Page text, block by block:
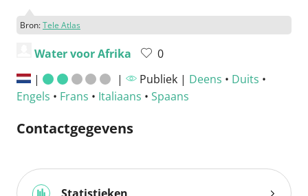
Bron:Tele Atlas
Water voor Afrika
0
|
| Publiek | Deens • Duits •
Engels • Frans • Italiaans • Spaans
Contactgegevens
Statistieken